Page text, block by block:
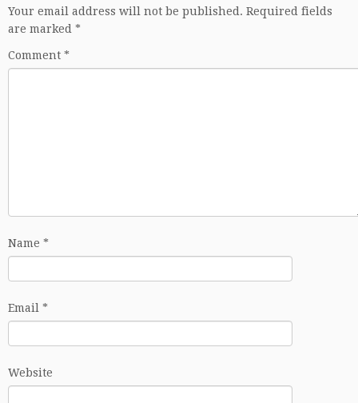
Your email address will not be published. Required fields
are marked *
Comment *
Name *
Email *
Website